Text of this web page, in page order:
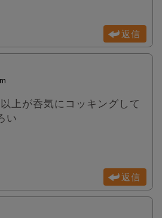
返信
上が呑気にコッキングして
い
返信